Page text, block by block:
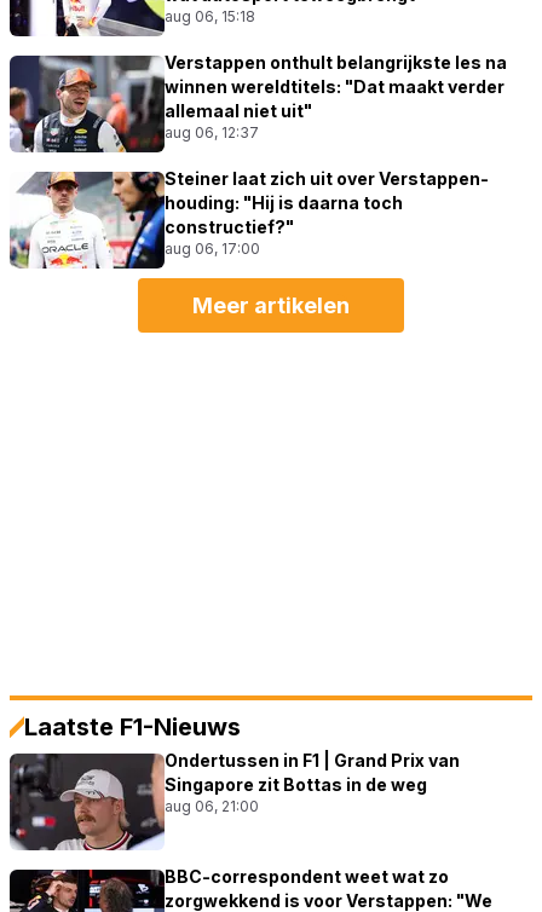
aug 06, 15:18
Verstappen onthult belangrijkste les na
winnen wereldtitels: "Dat maakt verder
allemaal niet uit"
aug 06, 12:37
Steiner laat zich uit over Verstappen-
houding: "Hij is daarna toch
constructief?"
aug 06, 17:00
Meer artikelen
Laatste F1-Nieuws
Ondertussen in F1 | Grand Prix van
Singapore zit Bottas in de weg
aug 06, 21:00
BBC-correspondent weet wat zo
zorgwekkend is voor Verstappen: "We